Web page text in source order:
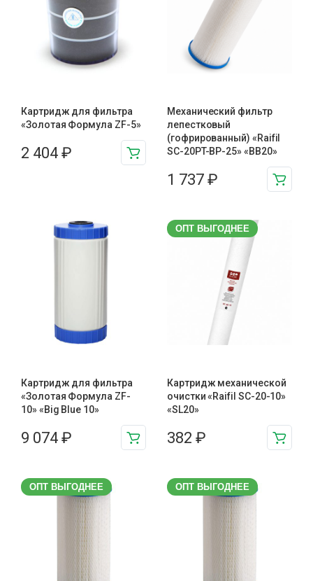
Картридж для фильтра
«Золотая Формула ZF-5»
2 404 ₽
Механический фильтр
лепестковый
(гофрированный) «Raifil
SC-20PT-ВР-25» «BB20»
1 737 ₽
Картридж для фильтра
«Золотая Формула ZF-
10» «Big Blue 10»
9 074 ₽
ОПТ ВЫГОДНЕЕ
Картридж механической
очистки «Raifil SC-20-10»
«SL20»
382 ₽
ОПТ ВЫГОДНЕЕ ОПТ ВЫГОДНЕЕ